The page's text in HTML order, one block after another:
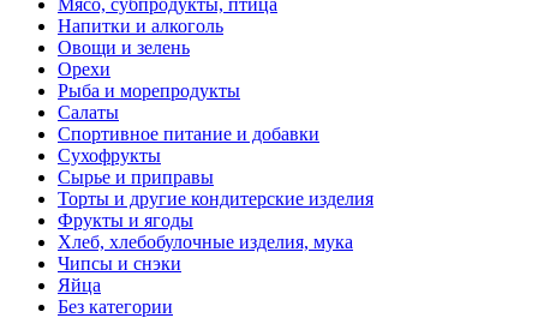
Напитки и алкоголь
Овощи и зелень
Орехи
Рыба и морепродукты
Салаты
Спортивное питание и добавки
Сухофрукты
Сырье и приправы
Торты и другие кондитерские изделия
Фрукты и ягоды
Хлеб, хлебобулочные изделия, мука
Чипсы и снэки
Яйца
Без категории